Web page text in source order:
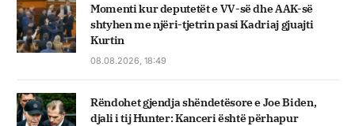
Momenti kur deputetët e VV-së dhe AAK-së
shtyhen me njëri-tjetrin pasi Kadriaj gjuajti
Kurtin
08.08.2026, 18:49
Rëndohet gjendja shëndetësore e Joe Biden,
djali i tij Hunter: Kanceri është përhapur